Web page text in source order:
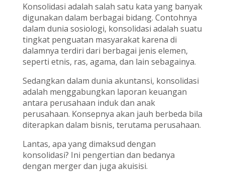
Konsolidasi adalah salah satu kata yang banyak
digunakan dalam berbagai bidang. Contohnya
dalam dunia sosiologi, konsolidasi adalah suatu
tingkat penguatan masyarakat karena di
dalamnya terdiri dari berbagai jenis elemen,
seperti etnis, ras, agama, dan lain sebagainya.
Sedangkan dalam dunia akuntansi, konsolidasi
adalah menggabungkan laporan keuangan
antara perusahaan induk dan anak
perusahaan. Konsepnya akan jauh berbeda bila
diterapkan dalam bisnis, terutama perusahaan.
Lantas, apa yang dimaksud dengan
konsolidasi? Ini pengertian dan bedanya
dengan merger dan juga akuisisi.